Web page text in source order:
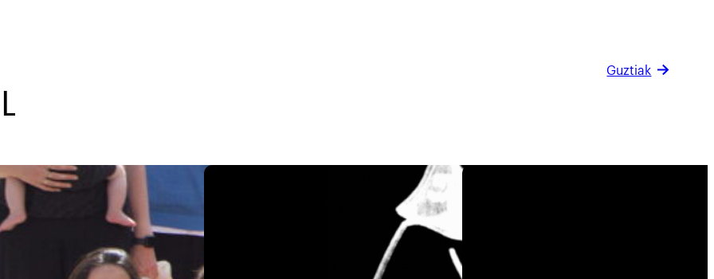
Guztiak